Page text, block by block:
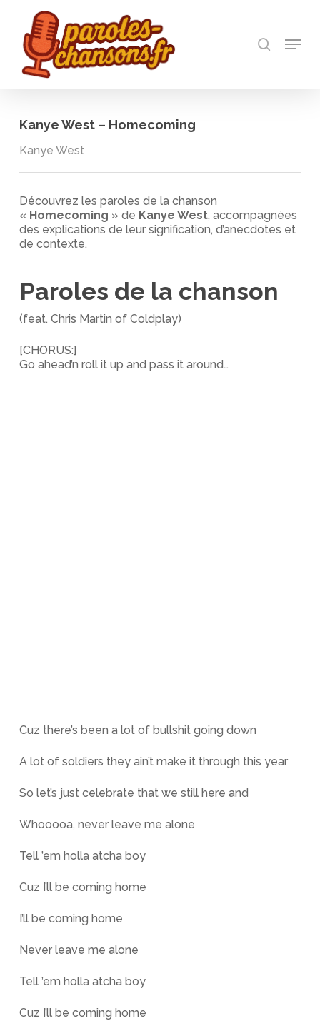
main
content
Menu
Kanye West – Homecoming
Kanye West
Découvrez les paroles de la chanson
« Homecoming » de Kanye West, accompagnées
des explications de leur signification, d’anecdotes et
de contexte.
Paroles de la chanson
(feat. Chris Martin of Coldplay)
[CHORUS:]
Go ahead’n roll it up and pass it around…
Cuz there’s been a lot of bullshit going down
A lot of soldiers they ain’t make it through this year
So let’s just celebrate that we still here and
Whooooa, never leave me alone
Tell ’em holla atcha boy
Cuz I’ll be coming home
I’ll be coming home
Never leave me alone
Tell ’em holla atcha boy
Cuz I’ll be coming home
Close